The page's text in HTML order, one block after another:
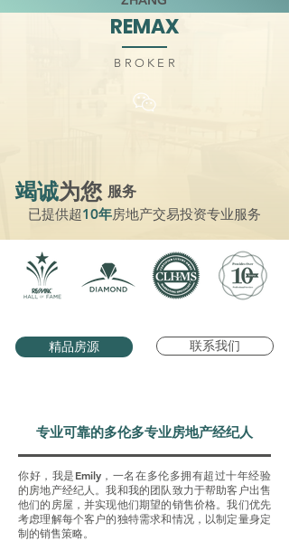
竭诚为您 服务
已提供超10年房地产交易投资专业服务
REMAX
BROKER
精品房源 联系我们
专业可靠的多伦多专业房地产经纪人
你好，我是Emily，一名在多伦多拥有超过十年经验
的房地产经纪人。我和我的团队致力于帮助客户出售
他们的房屋，并实现他们期望的销售价格。我们优先
考虑理解每个客户的独特需求和情况，以制定量身定
制的销售策略。